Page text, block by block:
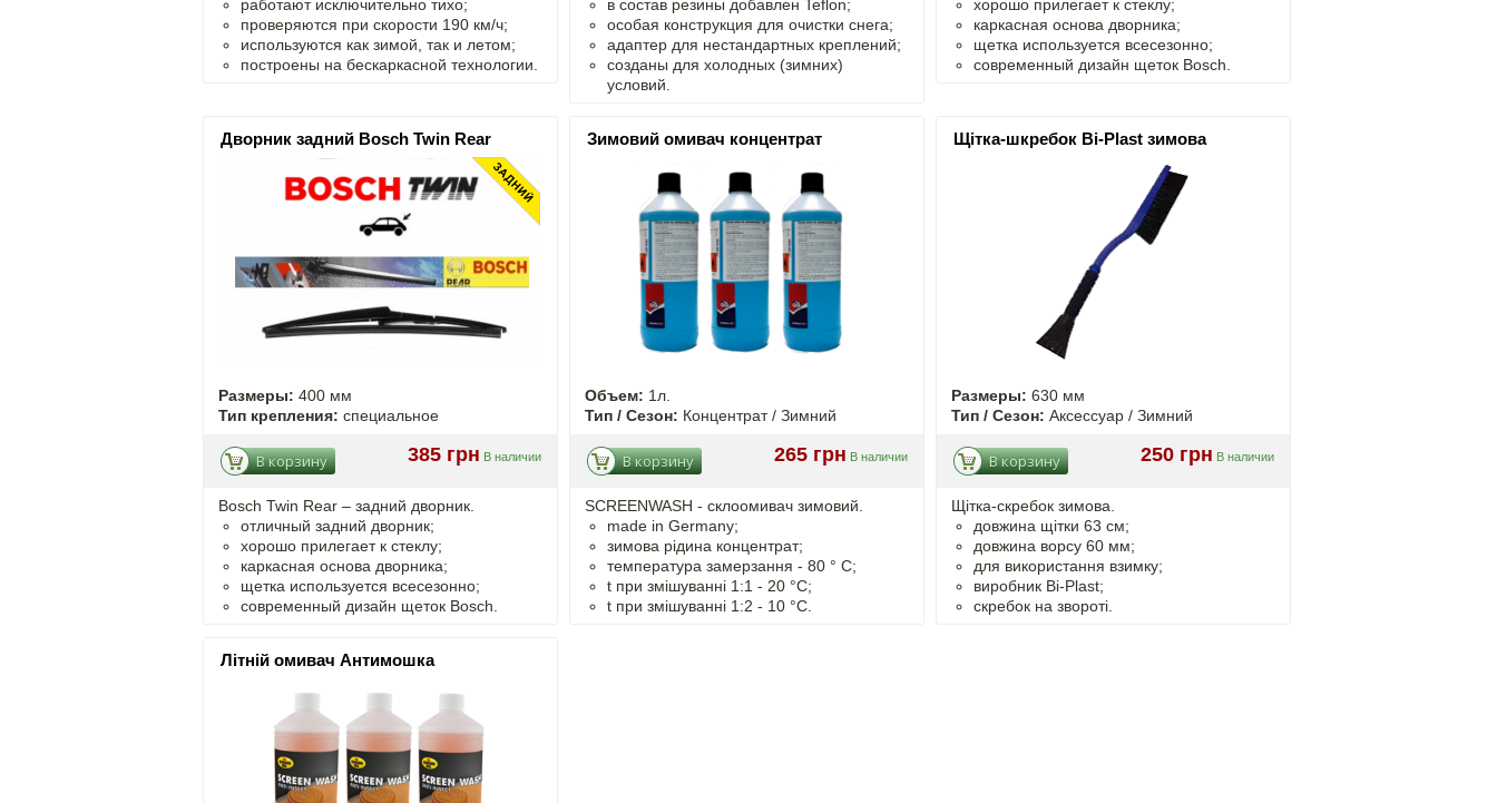
работают исключительно тихо;
проверяются при скорости 190 км/ч;
используются как зимой, так и летом;
построены на бескаркасной технологии.
в состав резины добавлен Teflon;
особая конструкция для очистки снега;
адаптер для нестандартных креплений;
созданы для холодных (зимних)
условий.
хорошо прилегает к стеклу;
каркасная основа дворника;
щетка используется всесезонно;
современный дизайн щеток Bosch.
Дворник задний Bosch Twin Rear
Размеры: 400 мм
Тип крепления: специальное
385 грн В наличии
В корзину
Bosch Twin Rear – задний дворник.
отличный задний дворник;
хорошо прилегает к стеклу;
каркасная основа дворника;
щетка используется всесезонно;
современный дизайн щеток Bosch.
Зимовий омивач концентрат
Объем: 1л.
Тип / Сезон: Концентрат / Зимний
265 грн В наличии
В корзину
SCREENWASH - cклоомивач зимовий.
made in Germany;
зимова рідина концентрат;
температура замерзання - 80 ° C;
t при змішуванні 1:1 - 20 °C;
t при змішуванні 1:2 - 10 °C.
Щітка-шкребок Bi-Plast зимова
Размеры: 630 мм
Тип / Сезон: Аксессуар / Зимний
250 грн В наличии
В корзину
Щітка-скребок зимова.
довжина щітки 63 см;
довжина ворсу 60 мм;
для використання взимку;
виробник Bi-Plast;
скребок на звороті.
Літній омивач Антимошка